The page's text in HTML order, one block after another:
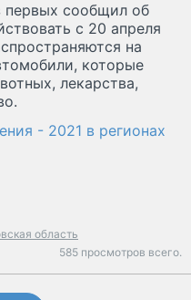
первых сообщил об
с 20 апреля
на
которые
лекарства,
- 2021 в регионах
область
585 просмотров всего.